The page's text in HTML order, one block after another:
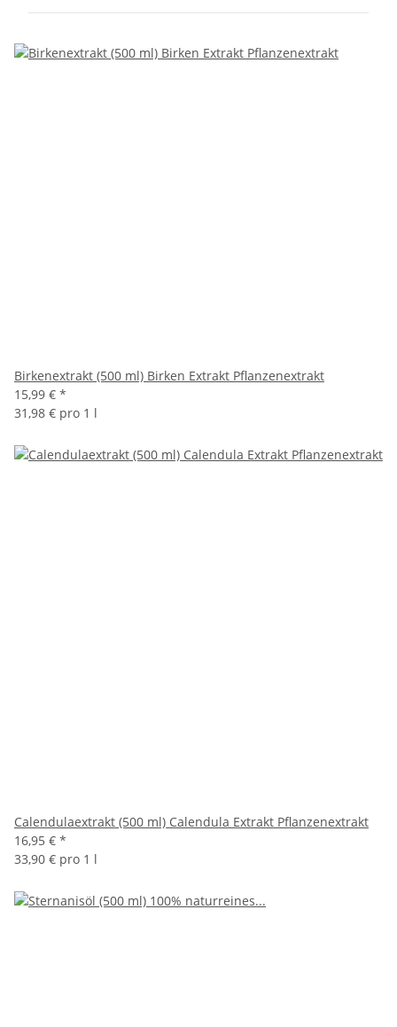
Birkenextrakt (500 ml) Birken Extrakt Pflanzenextrakt
15,99 € *
31,98 € pro 1 l
Calendulaextrakt (500 ml) Calendula Extrakt Pflanzenextrakt
16,95 € *
33,90 € pro 1 l